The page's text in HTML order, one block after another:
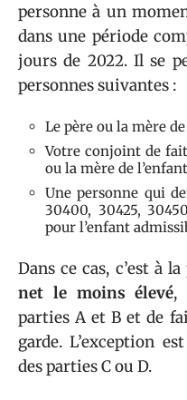
personne à un
dans une période
jours de 2022. Il se
personnes suivantes :
Le père ou la mère
Votre conjoint de
ou la mère de
Une personne qui
30400, 30425,
pour l’enfant
Dans ce cas, c’est à la
net le moins élevé,
parties A et B et de
garde. L’exception
des parties C ou D.